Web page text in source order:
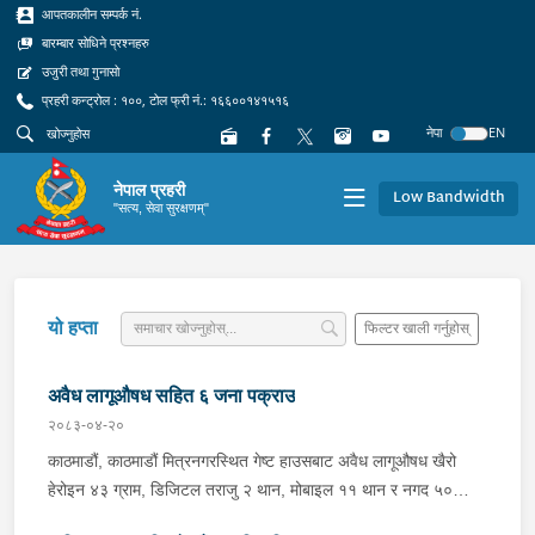
आपतकालीन सम्पर्क नं.
बारम्बार सोधिने प्रश्नहरु
उजुरी तथा गुनासो
प्रहरी कन्ट्रोल : १००, टोल फ्री नं.: १६६००१४१५१६
नेपा
EN
नेपाल प्रहरी
"सत्य, सेवा सुरक्षणम्" Low Bandwidth
यो हप्ता फिल्टर खाली गर्नुहोस्
अवैध लागूऔषध सहित ६ जना पक्राउ
२०८३-०४-२०
काठमाडौं, काठमाडौं मित्रनगरस्थित गेष्ट हाउसबाट अवैध लागूऔषध खैरो
हेरोइन ४३ ग्राम, डिजिटल तराजु २ थान, मोबाइल ११ थान र नगद ५०